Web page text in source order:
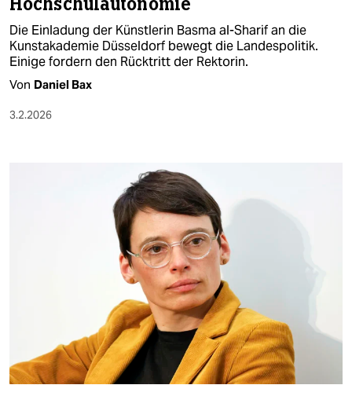
Die Einladung der Künstlerin Basma al-Sharif an die
Kunstakademie Düsseldorf bewegt die Landespolitik.
Einige fordern den Rücktritt der Rektorin.
Von Daniel Bax
3.2.2026